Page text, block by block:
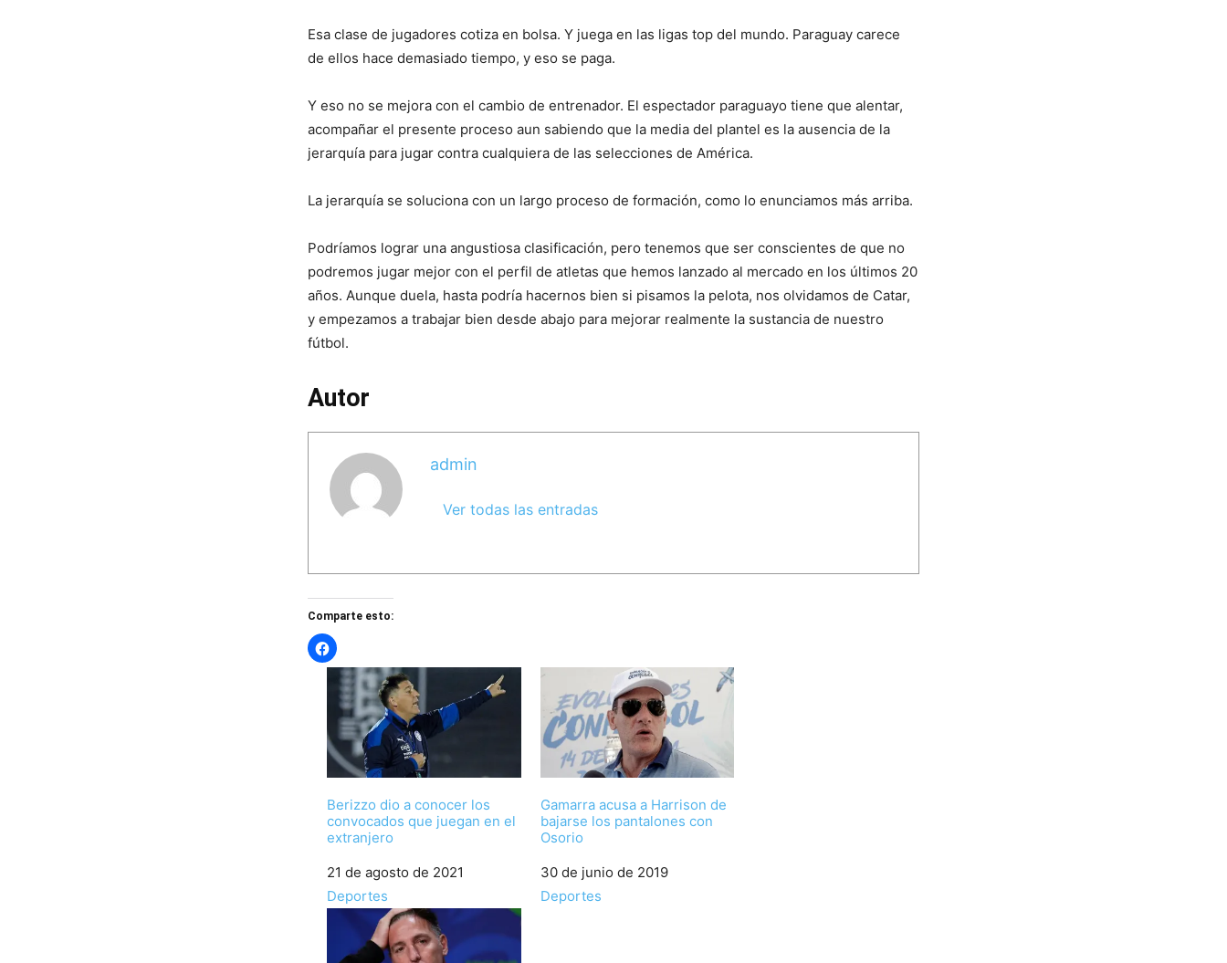
Esa clase de jugadores cotiza en bolsa. Y juega en las ligas top del mundo. Paraguay carece
de ellos hace demasiado tiempo, y eso se paga.
Y eso no se mejora con el cambio de entrenador. El espectador paraguayo tiene que alentar,
acompañar el presente proceso aun sabiendo que la media del plantel es la ausencia de la
jerarquía para jugar contra cualquiera de las selecciones de América.
La jerarquía se soluciona con un largo proceso de formación, como lo enunciamos más arriba.
Podríamos lograr una angustiosa clasificación, pero tenemos que ser conscientes de que no
podremos jugar mejor con el perfil de atletas que hemos lanzado al mercado en los últimos 20
años. Aunque duela, hasta podría hacernos bien si pisamos la pelota, nos olvidamos de Catar,
y empezamos a trabajar bien desde abajo para mejorar realmente la sustancia de nuestro
fútbol.
Autor
admin
Ver todas las entradas
Comparte esto:
Berizzo dio a conocer los
convocados que juegan en el
extranjero
Fecha
21 de agosto de 2021
Respecto a
Deportes
Gamarra acusa a Harrison de
bajarse los pantalones con
Osorio
Fecha
30 de junio de 2019
Respecto a
Deportes